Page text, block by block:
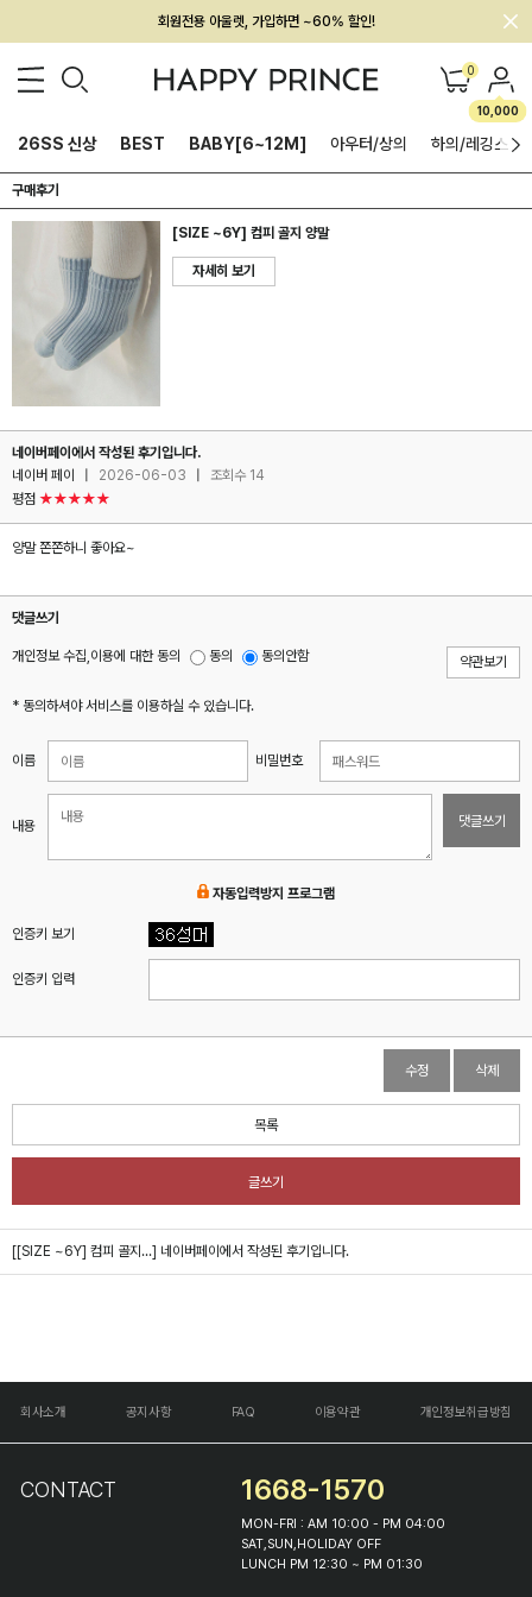
회원전용 아울렛, 가입하면 ~60% 할인!
멤버십 최대 28,000원 혜택 0
10,000
26SS 신상 BEST BABY[6~12M] 아우터/상의 하의/레깅스
구매후기
[SIZE ~6Y] 컴피 골지 양말
자세히 보기
네이버페이에서 작성된 후기입니다.
네이버 페이
2026-06-03
조회수 14
평점 ★★★★★
양말 쫀쫀하니 좋아요~
댓글쓰기
개인정보 수집,이용에 대한 동의 동의 동의안함 약관보기
* 동의하셔야 서비스를 이용하실 수 있습니다.
이름 비밀번호
내용 댓글쓰기
자동입력방지 프로그램
인증키 보기
인증키 입력
수정 삭제
목록
글쓰기
[[SIZE ~6Y] 컴피 골지...] 네이버페이에서 작성된 후기입니다.
회사소개 공지사항 FAQ 이용약관 개인정보취급방침
CONTACT 1668-1570
MON-FRI : AM 10:00 - PM 04:00
SAT,SUN,HOLIDAY OFF
LUNCH PM 12:30 ~ PM 01:30